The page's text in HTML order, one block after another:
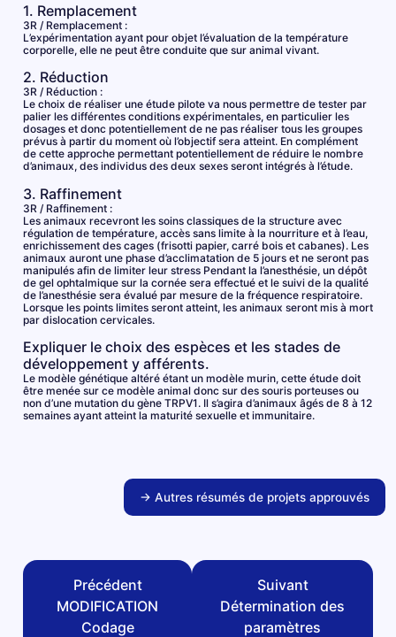
1. Remplacement
3R / Remplacement :
L’expérimentation ayant pour objet l’évaluation de la température
corporelle, elle ne peut être conduite que sur animal vivant.
2. Réduction
3R / Réduction :
Le choix de réaliser une étude pilote va nous permettre de tester par
palier les différentes conditions expérimentales, en particulier les
dosages et donc potentiellement de ne pas réaliser tous les groupes
prévus à partir du moment où l’objectif sera atteint. En complément
de cette approche permettant potentiellement de réduire le nombre
d’animaux, des individus des deux sexes seront intégrés à l’étude.
3. Raffinement
3R / Raffinement :
Les animaux recevront les soins classiques de la structure avec
régulation de température, accès sans limite à la nourriture et à l’eau,
enrichissement des cages (frisotti papier, carré bois et cabanes). Les
animaux auront une phase d’acclimatation de 5 jours et ne seront pas
manipulés afin de limiter leur stress Pendant la l’anesthésie, un dépôt
de gel ophtalmique sur la cornée sera effectué et le suivi de la qualité
de l’anesthésie sera évalué par mesure de la fréquence respiratoire.
Lorsque les points limites seront atteint, les animaux seront mis à mort
par dislocation cervicales.
Expliquer le choix des espèces et les stades de
développement y afférents.
Le modèle génétique altéré étant un modèle murin, cette étude doit
être menée sur ce modèle animal donc sur des souris porteuses ou
non d’une mutation du gène TRPV1. Il s’agira d’animaux âgés de 8 à 12
semaines ayant atteint la maturité sexuelle et immunitaire.
→ Autres résumés de projets approuvés
Précédent
MODIFICATION
Codage
Suivant
Détermination des
paramètres